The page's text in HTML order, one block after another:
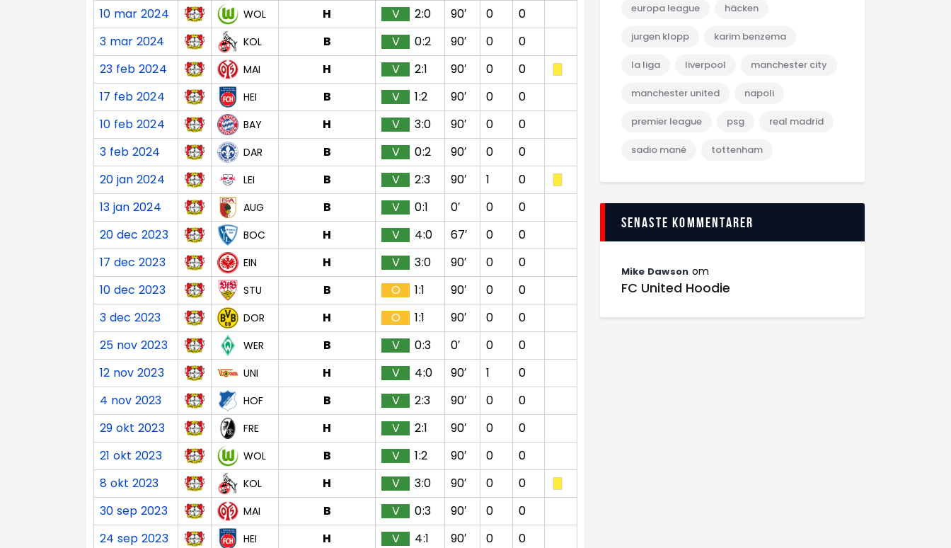
10 mar 2024
WOL H V 2:0 90′ 0
0
3 mar 2024
KOL B V 0:2 90′ 0
0
23 feb 2024
MAI H V 2:1 90′ 0
0
17 feb 2024
HEI B V 1:2 90′ 0
0
10 feb 2024
BAY H V 3:0 90′ 0
0
3 feb 2024
DAR B V 0:2 90′ 0
0
20 jan 2024
LEI B V 2:3 90′ 1
0
13 jan 2024
AUG B V 0:1 0′ 0
0
20 dec 2023
BOC H V 4:0 67′ 0
0
17 dec 2023
EIN H V 3:0 90′ 0
0
10 dec 2023
STU B O 1:1 90′ 0
0
3 dec 2023
DOR H O 1:1 90′ 0
0
25 nov 2023
WER B V 0:3 0′ 0
0
12 nov 2023
UNI H V 4:0 90′ 1
0
4 nov 2023
HOF B V 2:3 90′ 0
0
29 okt 2023
FRE H V 2:1 90′ 0
0
21 okt 2023
WOL B V 1:2 90′ 0
0
8 okt 2023
KOL H V 3:0 90′ 0
0
30 sep 2023
MAI B V 0:3 90′ 0
0
24 sep 2023
HEI H V 4:1 90′ 0
0
europa league häcken
jurgen klopp karim benzema
la liga liverpool manchester city
manchester united napoli
premier league psg real madrid
sadio mané tottenham
Senaste kommentarer
Mike Dawson om
FC United Hoodie